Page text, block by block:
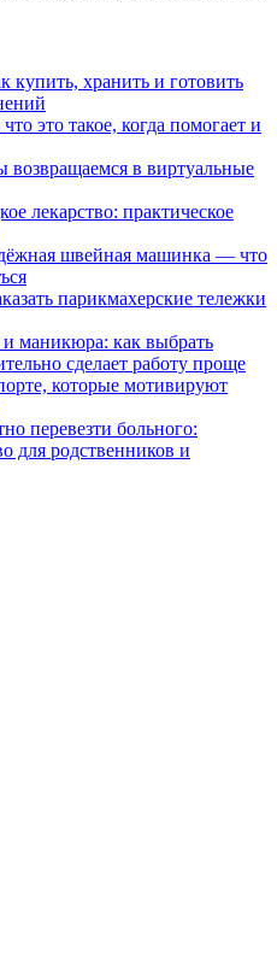
купить, хранить и готовить
это такое, когда помогает и
в виртуальные
лекарство: практическое
швейная машинка — что
парикмахерские тележки
маникюра: как выбрать
сделает работу проще
которые мотивируют
перевезти больного:
для родственников и